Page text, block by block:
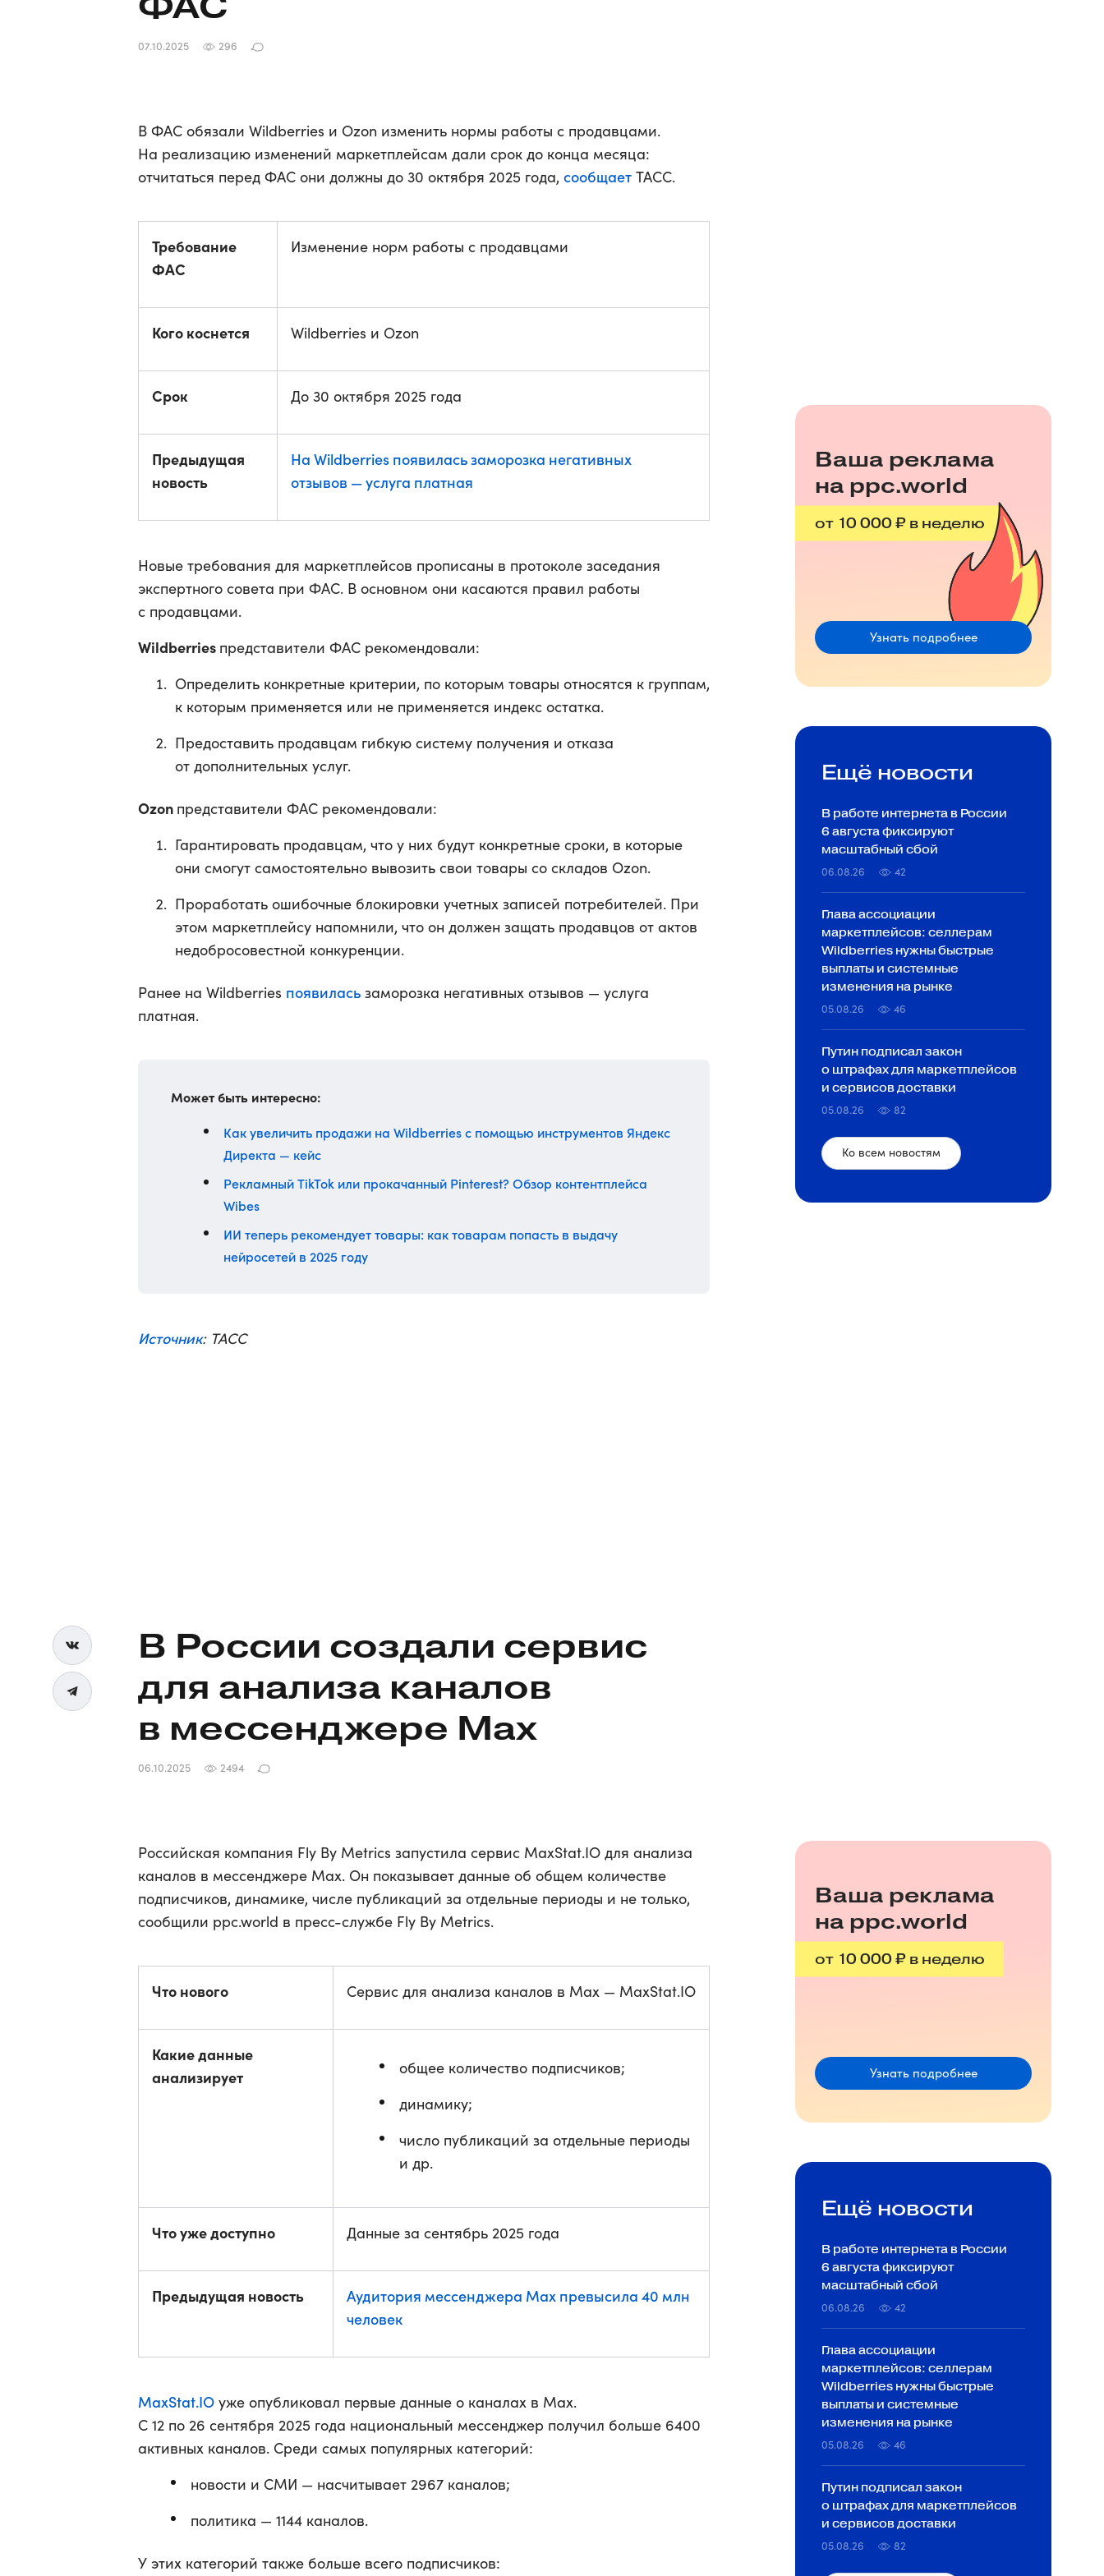
07.10.2025 296
В ФАС обязали Wildberries и Ozon изменить нормы работы с продавцами.
На реализацию изменений маркетплейсам дали срок до конца месяца:
отчитаться перед ФАС они должны до 30 октября 2025 года, сообщает ТАСС.
Требование
ФАС
Изменение норм работы с продавцами
Кого коснется Wildberries и Ozon
Срок До 30 октября 2025 года
Предыдущая
новость
На Wildberries появилась заморозка негативных
отзывов — услуга платная
Новые требования для маркетплейсов прописаны в протоколе заседания
экспертного совета при ФАС. В основном они касаются правил работы
с продавцами.
Wildberries представители ФАС рекомендовали:
Определить конкретные критерии, по которым товары относятся к группам,
к которым применяется или не применяется индекс остатка.
Предоставить продавцам гибкую систему получения и отказа
от дополнительных услуг.
Ozon представители ФАС рекомендовали:
Гарантировать продавцам, что у них будут конкретные сроки, в которые
они смогут самостоятельно вывозить свои товары со складов Ozon.
Проработать ошибочные блокировки учетных записей потребителей. При
этом маркетплейсу напомнили, что он должен защать продавцов от актов
недобросовестной конкуренции.
Ранее на Wildberries появилась заморозка негативных отзывов — услуга
платная.
Может быть интересно:
Как увеличить продажи на Wildberries с помощью инструментов Яндекс
Директа — кейс
Рекламный TikTok или прокачанный Pinterest? Обзор контентплейса
Wibes
ИИ теперь рекомендует товары: как товарам попасть в выдачу
нейросетей в 2025 году
Источник: ТАСС
Ваша реклама
на ppc.world
от 10 000 ₽ в неделю
Узнать подробнее
Ещё новости
В работе интернета в России
6 августа фиксируют
масштабный сбой
06.08.26 42
Глава ассоциации
маркетплейсов: селлерам
Wildberries нужны быстрые
выплаты и системные
изменения на рынке
05.08.26 46
Путин подписал закон
о штрафах для маркетплейсов
и сервисов доставки
05.08.26 82
Ко всем новостям
В России создали сервис
для анализа каналов
в мессенджере Max
06.10.2025 2494
Российская компания Fly By Metrics запустила сервис MaxStat.IO для анализа
каналов в мессенджере Max. Он показывает данные об общем количестве
подписчиков, динамике, числе публикаций за отдельные периоды и не только,
сообщили ppc.world в пресс-службе Fly By Metrics.
Что нового Сервис для анализа каналов в Max — MaxStat.IO
Какие данные
анализирует
общее количество подписчиков;
динамику;
число публикаций за отдельные периоды
и др.
Что уже доступно Данные за сентябрь 2025 года
Предыдущая новость
Аудитория мессенджера Max превысила 40 млн
человек
MaxStat.IO уже опубликовал первые данные о каналах в Max.
С 12 по 26 сентября 2025 года национальный мессенджер получил больше 6400
активных каналов. Среди самых популярных категорий:
новости и СМИ — насчитывает 2967 каналов;
политика — 1144 каналов.
У этих категорий также больше всего подписчиков:
Ваша реклама
на ppc.world
от 10 000 ₽ в неделю
Узнать подробнее
Ещё новости
В работе интернета в России
6 августа фиксируют
масштабный сбой
06.08.26 42
Глава ассоциации
маркетплейсов: селлерам
Wildberries нужны быстрые
выплаты и системные
изменения на рынке
05.08.26 46
Путин подписал закон
о штрафах для маркетплейсов
и сервисов доставки
05.08.26 82